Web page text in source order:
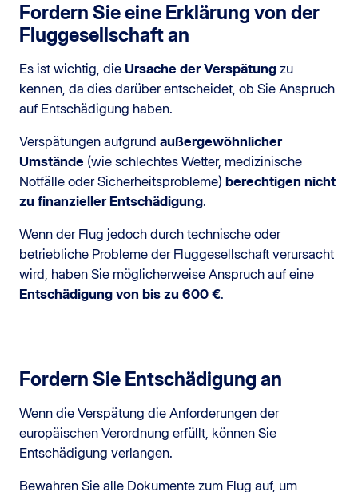
Fordern Sie eine Erklärung von der
Fluggesellschaft an
Es ist wichtig, die Ursache der Verspätung zu
kennen, da dies darüber entscheidet, ob Sie Anspruch
auf Entschädigung haben.
Verspätungen aufgrund außergewöhnlicher
Umstände (wie schlechtes Wetter, medizinische
Notfälle oder Sicherheitsprobleme) berechtigen nicht
zu finanzieller Entschädigung.
Wenn der Flug jedoch durch technische oder
betriebliche Probleme der Fluggesellschaft verursacht
wird, haben Sie möglicherweise Anspruch auf eine
Entschädigung von bis zu 600 €.
Fordern Sie Entschädigung an
Wenn die Verspätung die Anforderungen der
europäischen Verordnung erfüllt, können Sie
Entschädigung verlangen.
Bewahren Sie alle Dokumente zum Flug auf, um